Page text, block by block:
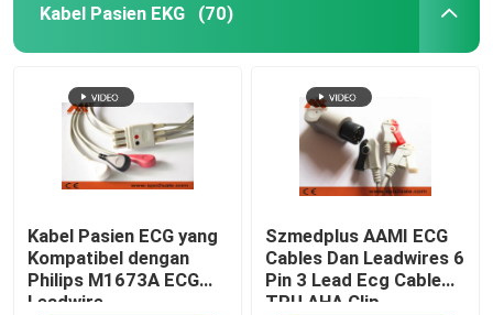
manset NIBP
selang NIBP
kabel IBP
transduser IBP
Kabel Pasien EKG (70)
Kabel Pasien ECG yang
Kompatibel dengan
Philips M1673A ECG
Leadwire
Szmedplus AAMI ECG
Cables Dan Leadwires 6
Pin 3 Lead Ecg Cable
TPU AHA Clip